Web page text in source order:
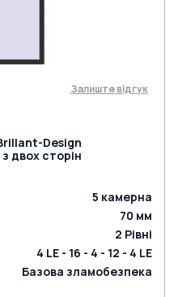
Залиште відгук
Design
двох сторін
5 камерна
70 мм
2 Рівні
4 LE - 16 - 4 - 12 - 4 LE
Базова зламобезпека